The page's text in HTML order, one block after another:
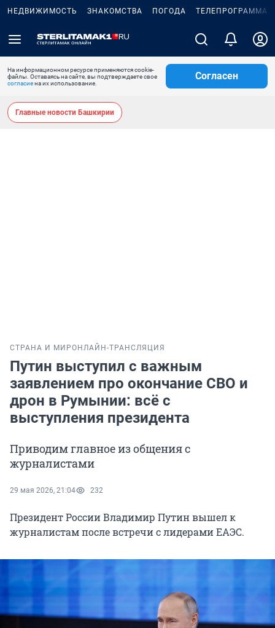
НЕДВИЖИМОСТЬ ЗНАКОМСТВА ПОГОДА ТЕЛЕПРОГРАММА
На информационном ресурсе применяются cookie-
файлы. Оставаясь на сайте, вы подтверждаете свое
согласиена их использование.
Согласен
Главные новости Башкирии
СТРАНА И МИРОНЛАЙН-ТРАНСЛЯЦИЯ
Путин выступил с важным
заявлением про окончание СВО и
дрон в Румынии: всё с
выступления президента
Приводим главное из общения с
журналистами
29 мая 2026, 21:04 232
Президент России Владимир Путин вышел к
журналистам после встречи с лидерами ЕАЭС.